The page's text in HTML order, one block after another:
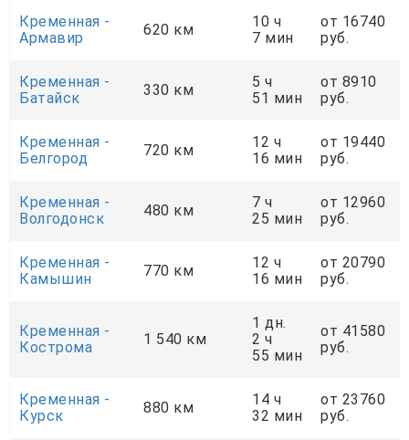
Кременная -
Армавир
620 км
10 ч
7 мин
от 16740
руб.
Кременная -
Батайск
330 км
5 ч
51 мин
от 8910
руб.
Кременная -
Белгород
720 км
12 ч
16 мин
от 19440
руб.
Кременная -
Волгодонск
480 км
7 ч
25 мин
от 12960
руб.
Кременная -
Камышин
770 км
12 ч
16 мин
от 20790
руб.
Кременная -
Кострома
1 540 км
1 дн.
2 ч
55 мин
от 41580
руб.
Кременная -
Курск
880 км
14 ч
32 мин
от 23760
руб.